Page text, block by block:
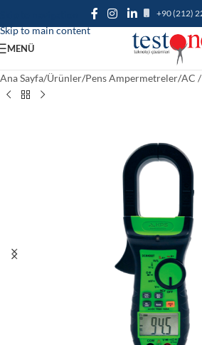
Skip to main content
+90 (212)
MENÜ
Ana Sayfa/Ürünler/Pens Ampermetreler/AC